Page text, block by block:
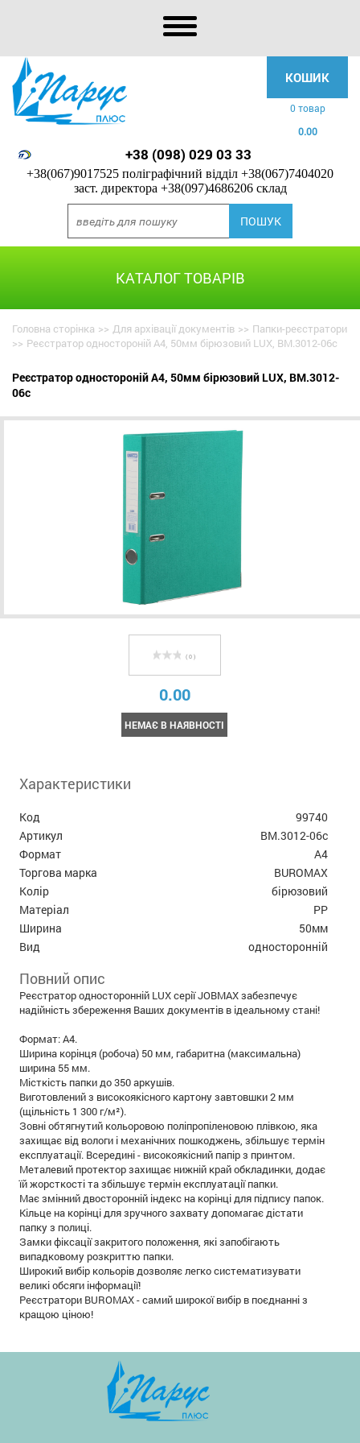
КОШИК
0 товар
0.00
+38 (098) 029 03 33
+38(067)9017525 поліграфічний відділ +38(067)7404020
заст. директора +38(097)4686206 склад
КАТАЛОГ ТОВАРІВ
Головна сторінка >> Для архівації документів >> Папки-реєстратори
>> Реєстратор одностороній А4, 50мм бірюзовий LUX, BM.3012-06c
Реєстратор одностороній А4, 50мм бірюзовий LUX, BM.3012-
06c
( 0 )
0.00
НЕМАЄ В НАЯВНОСТІ
Характеристики
Код
99740
Артикул
BM.3012-06c
Формат
А4
Торгова марка
BUROMAX
Колір
бірюзовий
Матеріал
PP
Ширина
50мм
Вид
односторонній
Повний опис
Реєстратор односторонній LUX серії JOBMAX забезпечує
надійність збереження Ваших документів в ідеальному стані!
Формат: А4.
Ширина корінця (робоча) 50 мм, габаритна (максимальна)
ширина 55 мм.
Місткість папки до 350 аркушів.
Виготовлений з високоякісного картону завтовшки 2 мм
(щільність 1 300 г/м²).
Зовні обтягнутий кольоровою поліпропіленовою плівкою, яка
захищає від вологи і механічних пошкоджень, збільшує термін
експлуатації. Всередині - високоякісний папір з принтом.
Металевий протектор захищає нижній край обкладинки, додає
їй жорсткості та збільшує термін експлуатації папки.
Має змінний двосторонній індекс на корінці для підпису папок.
Кільце на корінці для зручного захвату допомагає дістати
папку з полиці.
Замки фіксації закритого положення, які запобігають
випадковому розкриттю папки.
Широкий вибір кольорів дозволяє легко систематизувати
великі обсяги інформації!
Реєстратори BUROMAX - самий широкої вибір в поєднанні з
кращою ціною!